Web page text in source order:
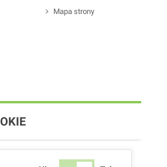
Mapa strony